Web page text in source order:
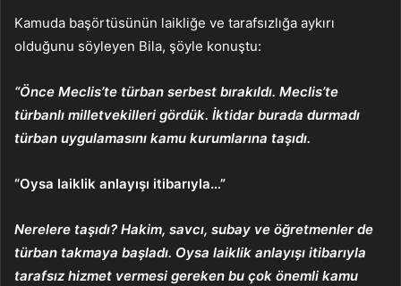
Kamuda başörtüsünün laikliğe ve tarafsızlığa aykırı
olduğunu söyleyen Bila, şöyle konuştu:
“Önce Meclis’te türban serbest bırakıldı. Meclis’te
türbanlı milletvekilleri gördük. İktidar burada durmadı
türban uygulamasını kamu kurumlarına taşıdı.
“Oysa laiklik anlayışı itibarıyla…”
Nerelere taşıdı? Hakim, savcı, subay ve öğretmenler de
türban takmaya başladı. Oysa laiklik anlayışı itibarıyla
tarafsız hizmet vermesi gereken bu çok önemli kamu